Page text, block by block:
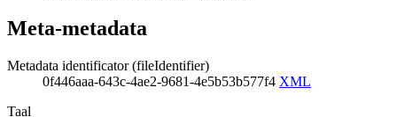
Meta-metadata
Metadata identificator (fileIdentifier)
0f446aaa-643c-4ae2-9681-4e5b53b577f4 XML
Taal